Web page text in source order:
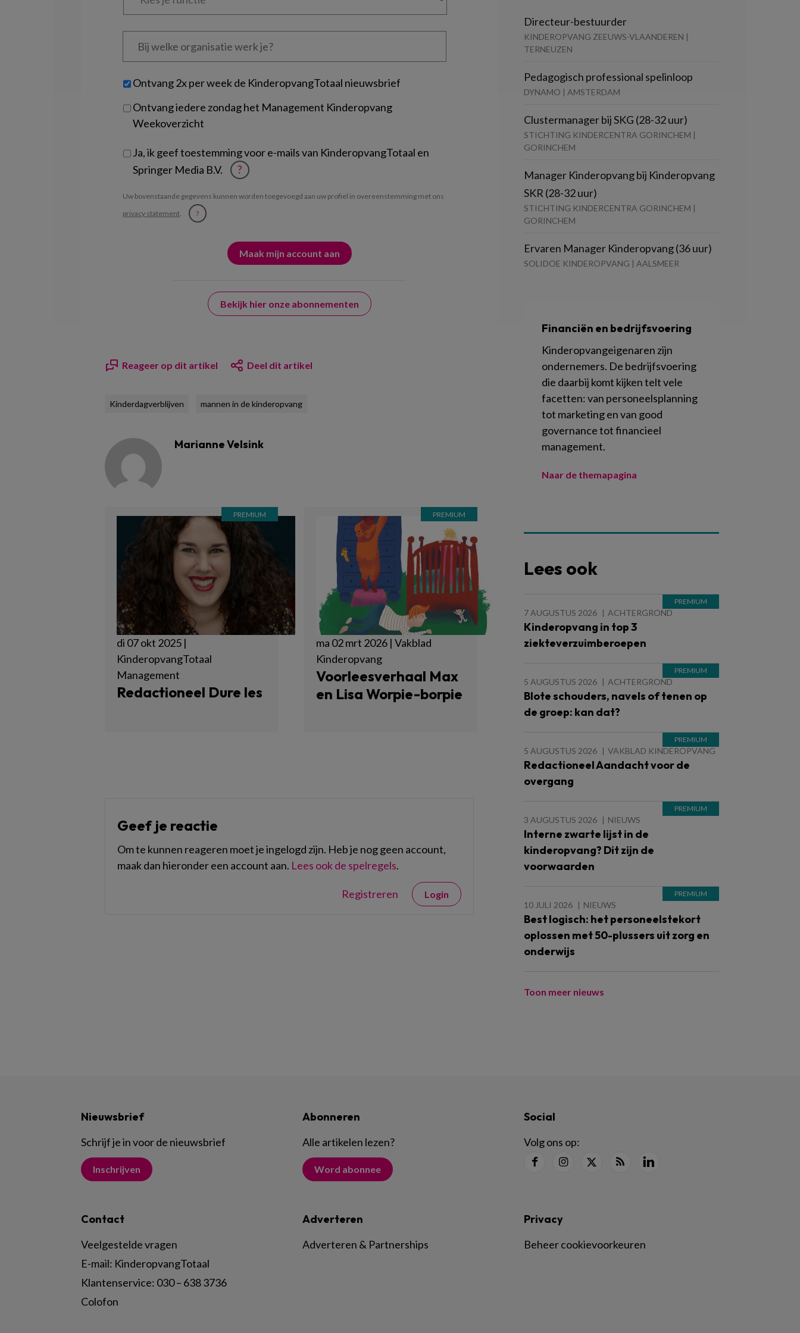
Bij
welke
je?
Untitled
Ontvang 2x per week de KinderopvangTotaal nieuwsbrief
Ontvang iedere zondag het Management Kinderopvang
Weekoverzicht
Ja, ik geef toestemming voor e-mails van KinderopvangTotaal en
Springer Media B.V.
?
Uw bovenstaande gegevens kunnen worden toegevoegd aan uw profiel in overeenstemming met ons
privacy statement. ?
Bekijk hier onze abonnementen
Reageer op dit artikel Deel dit artikel
Kinderdagverblijven mannen in de kinderopvang
Marianne Velsink
di 07 okt 2025 |
KinderopvangTotaal
Management
Redactioneel Dure les
ma 02 mrt 2026 | Vakblad
Kinderopvang
Voorleesverhaal Max
en Lisa Worpie-borpie
Geef je reactie
Om te kunnen reageren moet je ingelogd zijn. Heb je nog geen account,
maak dan hieronder een account aan. Lees ook de spelregels.
Registreren Login
Directeur-bestuurder
KINDEROPVANG ZEEUWS-VLAANDEREN |
TERNEUZEN
Pedagogisch professional spelinloop
DYNAMO | AMSTERDAM
Clustermanager bij SKG (28-32 uur)
STICHTING KINDERCENTRA GORINCHEM |
GORINCHEM
Manager Kinderopvang bij Kinderopvang
SKR (28-32 uur)
STICHTING KINDERCENTRA GORINCHEM |
GORINCHEM
Ervaren Manager Kinderopvang (36 uur)
SOLIDOE KINDEROPVANG | AALSMEER
Financiën en bedrijfsvoering
Kinderopvangeigenaren zijn
ondernemers. De bedrijfsvoering
die daarbij komt kijken telt vele
facetten: van personeelsplanning
tot marketing en van good
governance tot financieel
management.
Naar de themapagina
Lees ook
7 AUGUSTUS 2026 ACHTERGROND
Kinderopvang in top 3
ziekteverzuimberoepen
5 AUGUSTUS 2026 ACHTERGROND
Blote schouders, navels of tenen op
de groep: kan dat?
5 AUGUSTUS 2026 VAKBLAD KINDEROPVANG
Redactioneel Aandacht voor de
overgang
3 AUGUSTUS 2026 NIEUWS
Interne zwarte lijst in de
kinderopvang? Dit zijn de
voorwaarden
10 JULI 2026 NIEUWS
Best logisch: het personeelstekort
oplossen met 50-plussers uit zorg en
onderwijs
Toon meer nieuws
Nieuwsbrief
Schrijf je in voor de nieuwsbrief
Inschrijven
Abonneren
Alle artikelen lezen?
Word abonnee
Social
Volg ons op:
Contact
Veelgestelde vragen
E-mail: KinderopvangTotaal
Klantenservice: 030 – 638 3736
Colofon
Adverteren
Adverteren & Partnerships
Privacy
Beheer cookievoorkeuren